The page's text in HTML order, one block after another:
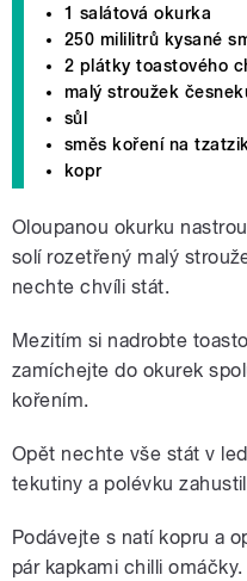
1 salátová okurka
250 mililitrů kysané
2 plátky toastového
malý stroužek
sůl
směs koření na
kopr
Oloupanou okurku
solí rozetřený malý
nechte chvíli stát.
Mezitím si nadrobte
zamíchejte do okurek
kořením.
Opět nechte vše stát v
tekutiny a polévku
Podávejte s natí kopru a
pár kapkami chilli omáčky.